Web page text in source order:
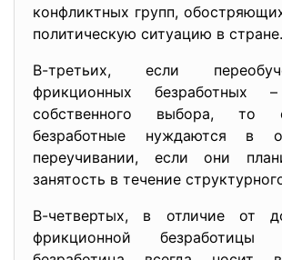
конфликтных групп,
политическую ситуацию в стране.
В-третьих, если
фрикционных
собственного выбора, то
безработные нуждаются в
переучивании, если они
занятость в течение
В-четвертых, в отличие от
фрикционной безработицы